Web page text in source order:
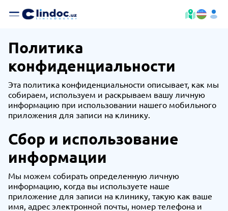
Политика
конфиденциальности
Эта политика конфиденциальности описывает, как мы
собираем, используем и раскрываем вашу личную
информацию при использовании нашего мобильного
приложения для записи на клинику.
Сбор и использование
информации
Мы можем собирать определенную личную
информацию, когда вы используете наше
приложение для записи на клинику, такую как ваше
имя, адрес электронной почты, номер телефона и